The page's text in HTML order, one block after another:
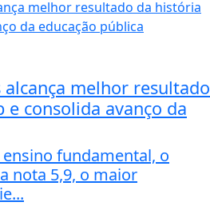
alcança melhor resultado
consolida avanço da
fundamental, o
nota 5,9, o maior